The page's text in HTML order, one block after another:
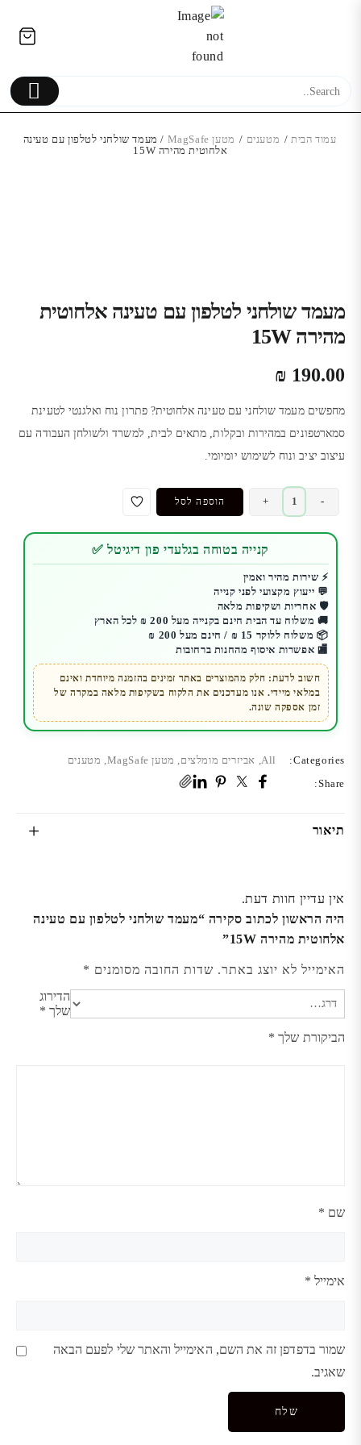
עמוד הבית/ מטענים / מטען MagSafe
/ מעמד שולחני לטלפון עם טעינה
אלחוטית מהירה 15W
מעמד שולחני לטלפון עם טעינה אלחוטית
מהירה 15W
₪ 190.00
מחפשים מעמד שולחני עם טעינה אלחוטית? פתרון נוח ואלגנטי לטעינת
סמארטפונים במהירות ובקלות, מתאים לבית, למשרד ולשולחן העבודה עם
עיצוב יציב ונוח לשימוש יומיומי.
-
כמות
של
מעמד
לטלפון
עם
טעינה
אלחוטית
מהירה
15W
+ הוספה לסל
קנייה בטוחה בגלעדי פון דיגיטל ✅
⚡ שירות מהיר ואמין
💬 ייעוץ מקצועי לפני קנייה
🛡️ אחריות ושקיפות מלאה
🚚 משלוח עד הבית חינם בקנייה מעל 200 ₪ לכל הארץ
📦 משלוח ללוקר 15 ₪ / חינם מעל 200 ₪
🏬 אפשרות איסוף מהחנות ברחובות
חשוב לדעת: חלק מהמוצרים באתר זמינים בהזמנה מיוחדת ואינם
במלאי מיידי. אנו מעדכנים את הלקוח בשקיפות מלאה במקרה של
זמן אספקה שונה.
Categories:
All אביזרים מומלצים מטען MagSafe
מטענים
Share:
תיאור
אין עדיין חוות דעת.
היה הראשון לכתוב סקירה “מעמד שולחני לטלפון עם טעינה
אלחוטית מהירה 15W”
האימייל לא יוצג באתר. שדות החובה מסומנים *
הדירוג
שלך *
הביקורת שלך *
שם *
אימייל *
שמור בדפדפן זה את השם, האימייל והאתר שלי לפעם הבאה
שאגיב.